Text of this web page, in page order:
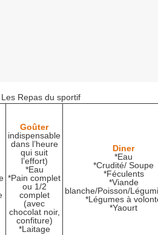
Les Repas du sportif
Goûter
indispensable
dans l’heure
qui suit
l’effort)
*Eau
*Pain complet
ou 1/2
complet
(avec
chocolat noir,
confiture)
*Laitage
Diner
*Eau
*Crudité/ Soupe
*Féculents
*Viande
blanche/Poisson/
*Légumes à
*Yaourt